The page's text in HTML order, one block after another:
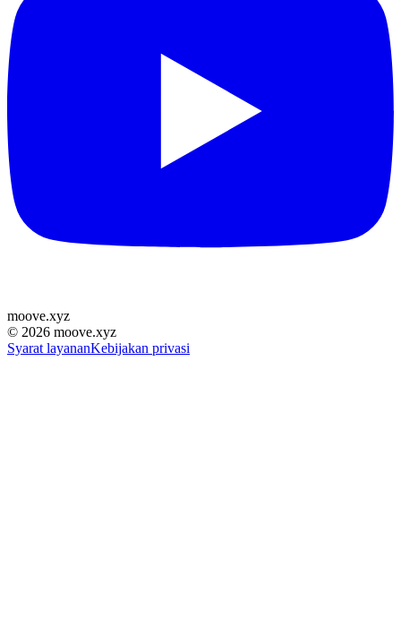
moove.xyz
© 2026 moove.xyz
Syarat layananKebijakan privasi